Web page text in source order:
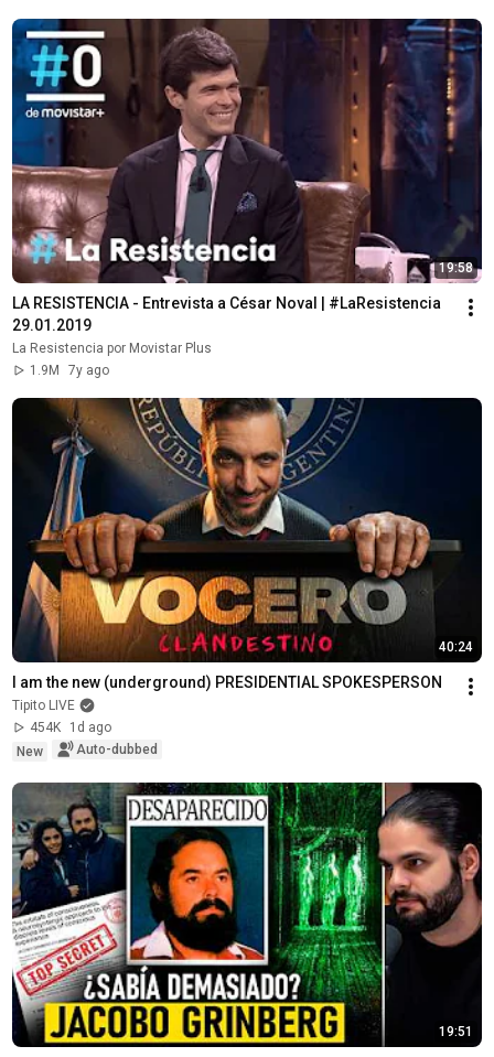
19:58
LA RESISTENCIA - Entrevista a César Noval | #LaResistencia
29.01.2019
La Resistencia por Movistar Plus
1.9M
7y ago
40:24
I am the new (underground) PRESIDENTIAL SPOKESPERSON
Tipito LIVE
454K
1d ago
New
Auto-dubbed
19:51